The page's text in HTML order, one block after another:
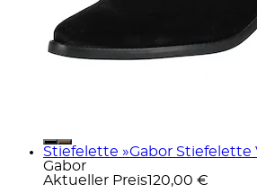
Stiefelette »Gabor Stiefelette
Gabor
Aktueller Preis120,00 €